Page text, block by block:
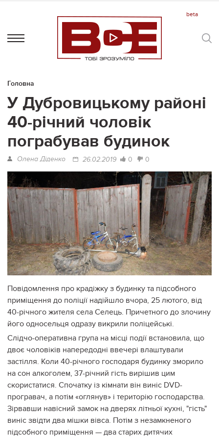
Головна
У Дубровицькому районі
40-річний чоловік
пограбував будинок
Олена Діденко 26.02.2019 0 0
Повідомлення про крадіжку з будинку та підсобного
приміщення до поліції надійшло вчора, 25 лютого, від
40-річного жителя села Селець. Причетного до злочину
його односельця одразу викрили поліцейські.
Слідчо-оперативна група на місці події встановила, що
двоє чоловіків напередодні ввечері влаштували
застілля. Коли 40-річного господаря будинку зморило
на сон алкоголем, 37-річний гість вирішив цим
скористатися. Спочатку із кімнати він виніс DVD-
програвач, а потім «оглянув» і територію господарства.
Зірвавши навісний замок на дверях літньої кухні, "гість"
виніс звідти два мішки вівса. Потім з незамкненого
підсобного приміщення — два старих дитячих